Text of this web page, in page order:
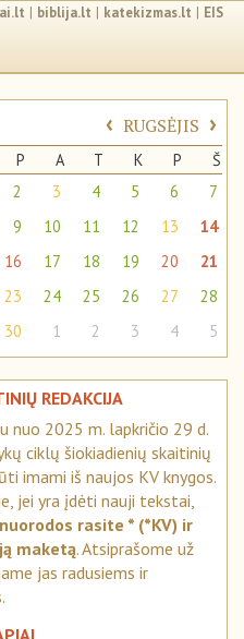
| biblija.lt | katekizmas.lt | EIS
‹ RUGSĖJIS ›
P A T K P
Š
2 3 4 5 6
7
9 10 11 12 13
14
16 17 18 19 20
21
23 24 25 26 27
28
30 1 2 3 4 5
REDAKCIJA
nuo 2025 m. lapkričio 29 d.
ciklų šiokiadienių skaitinių
imami iš naujos KV knygos.
jei yra įdėti nauji tekstai,
rasite * (*KV) ir
maketą. Atsiprašome už
jas radusiems ir